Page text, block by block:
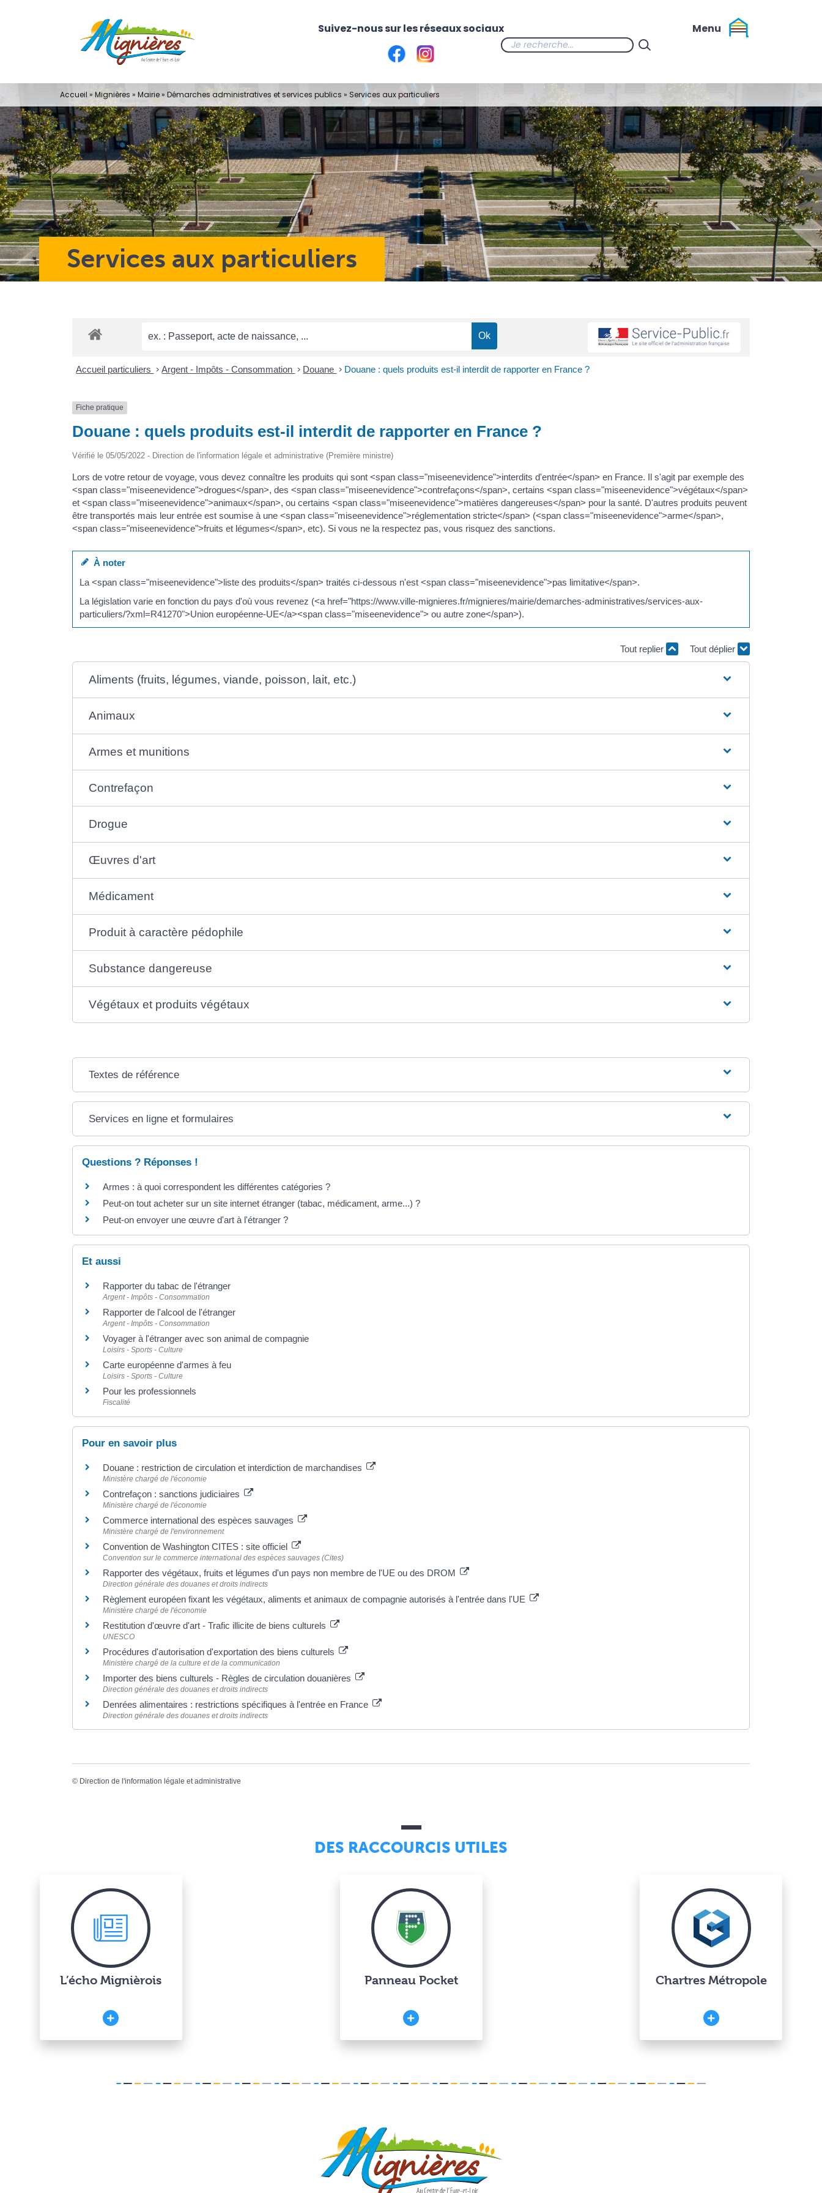
Services aux particuliers
Accueil » Mignières » Mairie» Démarches administratives et services publics » Services aux particuliers
Accueil particuliers > Argent - Impôts - Consommation > Douane > Douane : quels produits est-il interdit de rapporter en France ?
Fiche pratique
Douane : quels produits est-il interdit de rapporter en France ?
Vérifié le 05/05/2022 - Direction de l'information légale et administrative (Première ministre)
Lors de votre retour de voyage, vous devez connaître les produits qui sont <span class="miseenevidence">interdits d'entrée</span> en France. Il s'agit par exemple des
<span class="miseenevidence">drogues</span>, des <span class="miseenevidence">contrefaçons</span>, certains <span class="miseenevidence">végétaux</span>
et <span class="miseenevidence">animaux</span>, ou certains <span class="miseenevidence">matières dangereuses</span> pour la santé. D'autres produits peuvent
être transportés mais leur entrée est soumise à une <span class="miseenevidence">réglementation stricte</span> (<span class="miseenevidence">arme</span>,
<span class="miseenevidence">fruits et légumes</span>, etc). Si vous ne la respectez pas, vous risquez des sanctions.
À noter
La <span class="miseenevidence">liste des produits</span> traités ci-dessous n'est <span class="miseenevidence">pas limitative</span>.
La législation varie en fonction du pays d'où vous revenez (<a href="https://www.ville-mignieres.fr/mignieres/mairie/demarches-administratives/services-aux-
particuliers/?xml=R41270">Union européenne-UE</a><span class="miseenevidence"> ou autre zone</span>).
Tout replier Tout déplier
Aliments (fruits, légumes, viande, poisson, lait, etc.)
Animaux
Armes et munitions
Contrefaçon
Drogue
Œuvres d'art
Médicament
Produit à caractère pédophile
Substance dangereuse
Végétaux et produits végétaux
Textes de référence
Services en ligne et formulaires
Questions ? Réponses !
Armes : à quoi correspondent les différentes catégories ?
Peut-on tout acheter sur un site internet étranger (tabac, médicament, arme...) ?
Peut-on envoyer une œuvre d'art à l'étranger ?
Et aussi
Rapporter du tabac de l'étranger
Argent - Impôts - Consommation
Rapporter de l'alcool de l'étranger
Argent - Impôts - Consommation
Voyager à l'étranger avec son animal de compagnie
Loisirs - Sports - Culture
Carte européenne d'armes à feu
Loisirs - Sports - Culture
Pour les professionnels
Fiscalité
Pour en savoir plus
Douane : restriction de circulation et interdiction de marchandises
Ministère chargé de l'économie
Contrefaçon : sanctions judiciaires
Ministère chargé de l'économie
Commerce international des espèces sauvages
Ministère chargé de l'environnement
Convention de Washington CITES : site officiel
Convention sur le commerce international des espèces sauvages (Cites)
Rapporter des végétaux, fruits et légumes d'un pays non membre de l'UE ou des DROM
Direction générale des douanes et droits indirects
Règlement européen fixant les végétaux, aliments et animaux de compagnie autorisés à l'entrée dans l'UE
Ministère chargé de l'économie
Restitution d'œuvre d'art - Trafic illicite de biens culturels
UNESCO
Procédures d'autorisation d'exportation des biens culturels
Ministère chargé de la culture et de la communication
Importer des biens culturels - Règles de circulation douanières
Direction générale des douanes et droits indirects
Denrées alimentaires : restrictions spécifiques à l'entrée en France
Direction générale des douanes et droits indirects
© Direction de l'information légale et administrative
DES RACCOURCIS UTILES
L’écho Mignièrois Panneau Pocket Chartres Métropole